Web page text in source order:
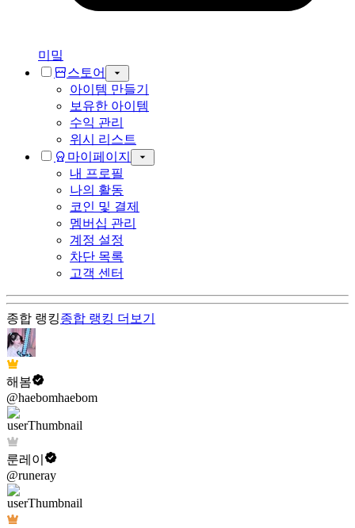
미밐
스토어
아이템 만들기
보유한 아이템
수익 관리
위시 리스트
마이페이지
내 프로필
나의 활동
코인 및 결제
멤버십 관리
계정 설정
차단 목록
고객 센터
종합 랭킹종합 랭킹 더보기
해봄
@haebomhaebom
룬레이
@runeray